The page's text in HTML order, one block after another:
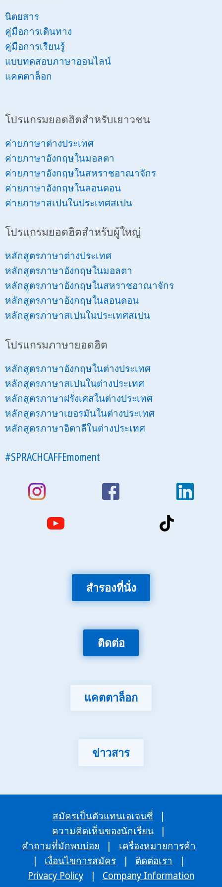
นิตยสาร
คู่มือการเดินทาง
คู่มือการเรียนรู้
แบบทดสอบภาษาออนไลน์
แคตตาล็อก
โปรแกรมยอดฮิตสำหรับเยาวชน
ค่ายภาษาต่างประเทศ
ค่ายภาษาอังกฤษในมอลตา
ค่ายภาษาอังกฤษในสหราชอาณาจักร
ค่ายภาษาอังกฤษในลอนดอน
ค่ายภาษาสเปนในประเทศสเปน
โปรแกรมยอดฮิตสำหรับผู้ใหญ่
หลักสูตรภาษาต่างประเทศ
หลักสูตรภาษาอังกฤษในมอลตา
หลักสูตรภาษาอังกฤษในสหราชอาณาจักร
หลักสูตรภาษาอังกฤษในลอนดอน
หลักสูตรภาษาสเปนในประเทศสเปน
โปรแกรมภาษายอดฮิต
หลักสูตรภาษาอังกฤษในต่างประเทศ
หลักสูตรภาษาสเปนในต่างประเทศ
หลักสูตรภาษาฝรั่งเศสในต่างประเทศ
หลักสูตรภาษาเยอรมันในต่างประเทศ
หลักสูตรภาษาอิตาลีในต่างประเทศ
#SPRACHCAFFEmoment
สำรองที่นั่ง
ติดต่อ
แคตตาล็อก
ข่าวสาร
สมัครเป็นตัวแทนเอเจนซี่
|
ความคิดเห็นของนักเรียน
|
คำถามที่มักพบบ่อย
|
เครื่องหมายการค้า
|
เงื่อนไขการสมัคร | ติดต่อเรา
|
Privacy Policy
| Company Information